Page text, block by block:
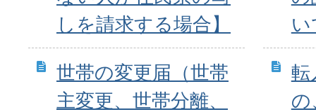
しを請求する場合】
い
世帯の変更届（世帯
主変更、世帯分離、
転
の